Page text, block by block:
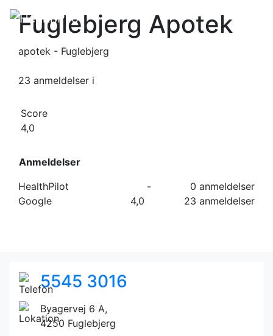
Fuglebjerg Apotek
apotek - Fuglebjerg
23 anmeldelser i
Score
4,0
Anmeldelser
HealthPilot
-
0 anmeldelser
Google
4,0 23 anmeldelser
5545 3016
Byagervej 6 A,
4250 Fuglebjerg